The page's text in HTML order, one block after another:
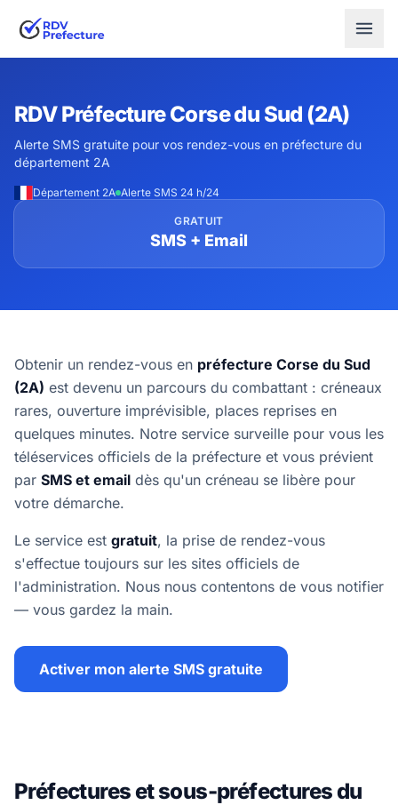
RDV Préfecture Corse du Sud (2A)
Alerte SMS gratuite pour vos rendez-vous en préfecture du
département 2A
Département 2A Alerte SMS 24 h/24
GRATUIT
SMS + Email
Obtenir un rendez-vous en préfecture Corse du Sud
(2A) est devenu un parcours du combattant : créneaux
rares, ouverture imprévisible, places reprises en
quelques minutes. Notre service surveille pour vous les
téléservices officiels de la préfecture et vous prévient
par SMS et email dès qu'un créneau se libère pour
votre démarche.
Le service est gratuit, la prise de rendez-vous
s'effectue toujours sur les sites officiels de
l'administration. Nous nous contentons de vous notifier
— vous gardez la main.
Activer mon alerte SMS gratuite
Préfectures et sous-préfectures du